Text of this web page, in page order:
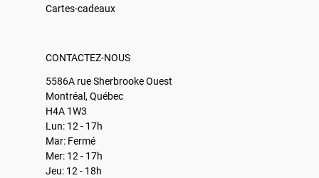
Cartes-cadeaux
CONTACTEZ-NOUS
5586A rue Sherbrooke Ouest
Montréal, Québec
H4A 1W3
Lun: 12 - 17h
Mar: Fermé
Mer: 12 - 17h
Jeu: 12 - 18h